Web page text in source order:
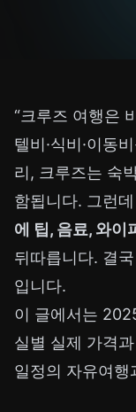
“크루즈 여행은
텔비·식비·이동
리, 크루즈는 숙
함됩니다. 그런
에 팁, 음료, 와이
뒤따릅니다. 결국
입니다.
이 글에서는
실별 실제 가격
일정의 자유여행